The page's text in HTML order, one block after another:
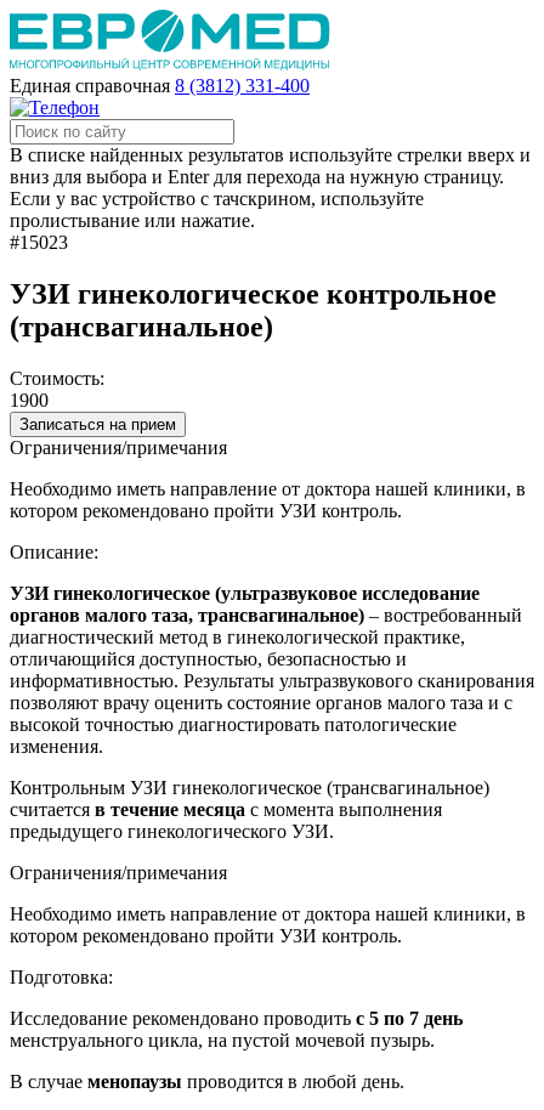
Единая справочная 8 (3812) 331-400
В списке найденных результатов используйте стрелки вверх и
вниз для выбора и Enter для перехода на нужную страницу.
Если у вас устройство с тачскрином, используйте
пролистывание или нажатие.
#15023
УЗИ гинекологическое контрольное
(трансвагинальное)
Стоимость:
1900
Записаться на прием
Ограничения/примечания
Необходимо иметь направление от доктора нашей клиники, в
котором рекомендовано пройти УЗИ контроль.
Описание:
УЗИ гинекологическое (ультразвуковое исследование
органов малого таза, трансвагинальное) – востребованный
диагностический метод в гинекологической практике,
отличающийся доступностью, безопасностью и
информативностью. Результаты ультразвукового сканирования
позволяют врачу оценить состояние органов малого таза и с
высокой точностью диагностировать патологические
изменения.
Контрольным УЗИ гинекологическое (трансвагинальное)
считается в течение месяца с момента выполнения
предыдущего гинекологического УЗИ.
Ограничения/примечания
Необходимо иметь направление от доктора нашей клиники, в
котором рекомендовано пройти УЗИ контроль.
Подготовка:
Исследование рекомендовано проводить с 5 по 7 день
менструального цикла, на пустой мочевой пузырь.
В случае менопаузы проводится в любой день.